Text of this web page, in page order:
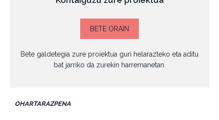
BETE ORAIN
Bete galdetegia zure proiektua guri helarazteko eta aditu
bat jarriko da zurekin harremanetan.
OHARTARAZPENA